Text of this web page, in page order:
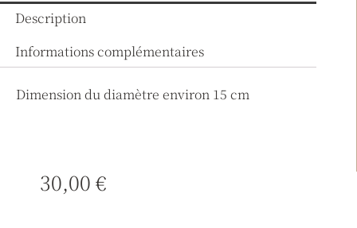
Description
Informations complémentaires
Dimension du diamètre environ 15 cm
30,00€